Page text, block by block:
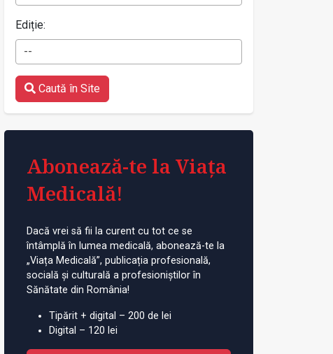
Ediție:
--
Caută în Site
Abonează-te la Viața
Medicală!
Dacă vrei să fii la curent cu tot ce se
întâmplă în lumea medicală, abonează-te la
„Viața Medicală”, publicația profesională,
socială și culturală a profesioniștilor în
Sănătate din România!
Tipărit + digital – 200 de lei
Digital – 120 lei